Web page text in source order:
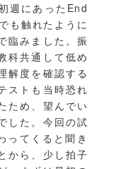
週にあったEnd
も触れたように
臨みました。振
科共通して低め
解度を確認する
ストも当時恐れ
ため、望んでい
した。今回の試
てくると聞き
から、少し拍子